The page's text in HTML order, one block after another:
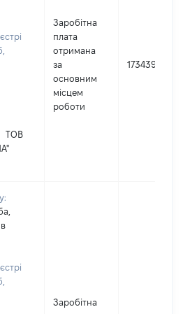
ТОВ
Заробітна
плата
отримана
за
основним
місцем
роботи
173439
Заробітна